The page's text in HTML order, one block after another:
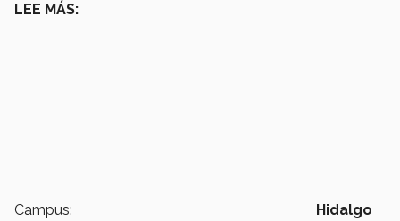
LEE MÁS:
Campus: Hidalgo